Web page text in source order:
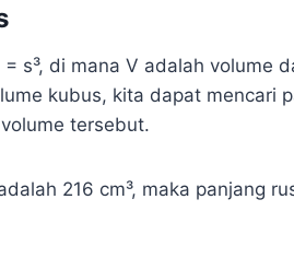
s³, di mana V adalah volume
kubus, kita dapat mencari
tersebut.
216 cm³, maka panjang